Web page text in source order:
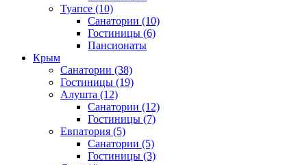
Туапсе (10)
Санатории (10)
Гостиницы (6)
Пансионаты
Крым
Санатории (38)
Гостиницы (19)
Алушта (12)
Санатории (12)
Гостиницы (7)
Евпатория (5)
Санатории (5)
Гостиницы (3)